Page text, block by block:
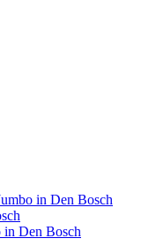
in Den Bosch
in Den Bosch